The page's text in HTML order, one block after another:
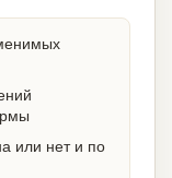
или нет и по